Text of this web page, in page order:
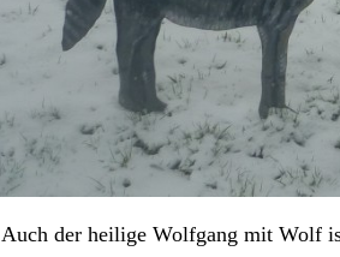
Auch der heilige Wolfgang mit Wolf